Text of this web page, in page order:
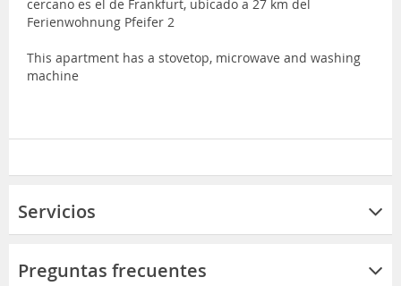
cercano es el de Frankfurt, ubicado a 27 km del
Ferienwohnung Pfeifer 2
This apartment has a stovetop, microwave and washing
machine
Servicios
Preguntas frecuentes